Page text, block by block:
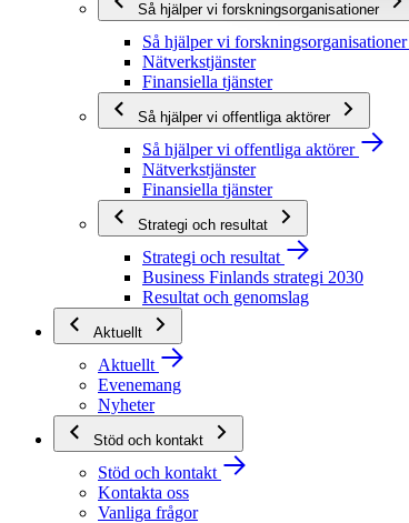
Så hjälper vi forskningsorganisationer
Så hjälper vi forskningsorganisationer
Nätverkstjänster
Finansiella tjänster
Så hjälper vi offentliga aktörer
Så hjälper vi offentliga aktörer
Nätverkstjänster
Finansiella tjänster
Strategi och resultat
Strategi och resultat
Business Finlands strategi 2030
Resultat och genomslag
Aktuellt
Aktuellt
Evenemang
Nyheter
Stöd och kontakt
Stöd och kontakt
Kontakta oss
Vanliga frågor